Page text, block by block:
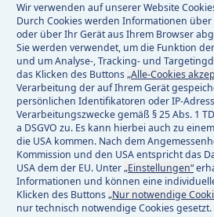
Wir verwenden auf unserer Website
Durch Cookies werden Informationen
oder über Ihr Gerät aus Ihrem Browser
Sie werden verwendet, um die Funktion
und um Analyse-, Tracking- und
das Klicken des Buttons„Alle-Cookies
Verarbeitung der auf Ihrem Gerät
persönlichen Identifikatoren oder IP-
Verarbeitungszwecke gemäß § 25 Abs. 1
a DSGVO zu. Es kann hierbei auch zu
die USA kommen. Nach dem
Kommission und den USA entspricht das
USA dem der EU. Unter„Einstellungen“
Informationen und können eine
Klicken des Buttons„Nur notwendige
nur technisch notwendige Cookies gesetzt.
Aktuell 82 Baustellen
Facebook
Instagram
Linkedin
Impressum
Datenschutz
Rechtliches
Barrierefreiheit